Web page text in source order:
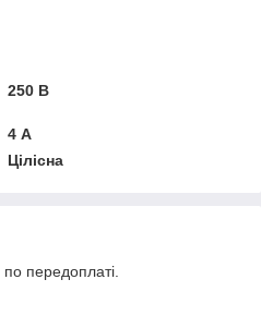
250 В
4 А
Цілісна
по передоплаті.